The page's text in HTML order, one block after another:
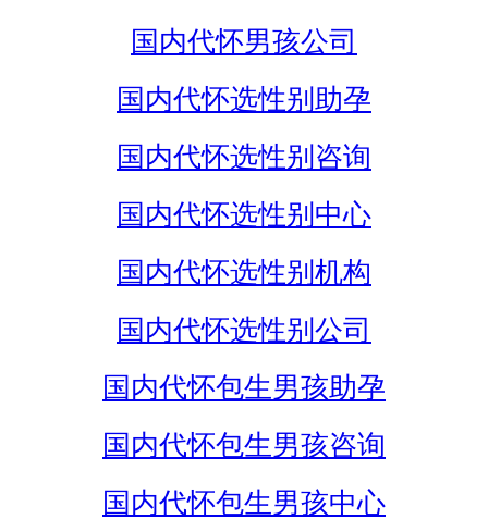
国内代怀男孩公司
国内代怀选性别助孕
国内代怀选性别咨询
国内代怀选性别中心
国内代怀选性别机构
国内代怀选性别公司
国内代怀包生男孩助孕
国内代怀包生男孩咨询
国内代怀包生男孩中心